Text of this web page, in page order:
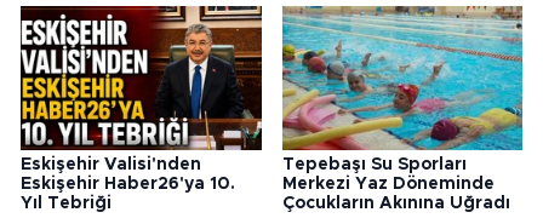
Eskişehir Valisi'nden
Eskişehir Haber26'ya 10.
Yıl Tebriği
Tepebaşı Su Sporları
Merkezi Yaz Döneminde
Çocukların Akınına Uğradı